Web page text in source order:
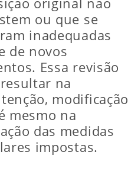
original não
ou que se
inadequadas
de novos
Essa revisão
na
modificação
mesmo na
das medidas
impostas.